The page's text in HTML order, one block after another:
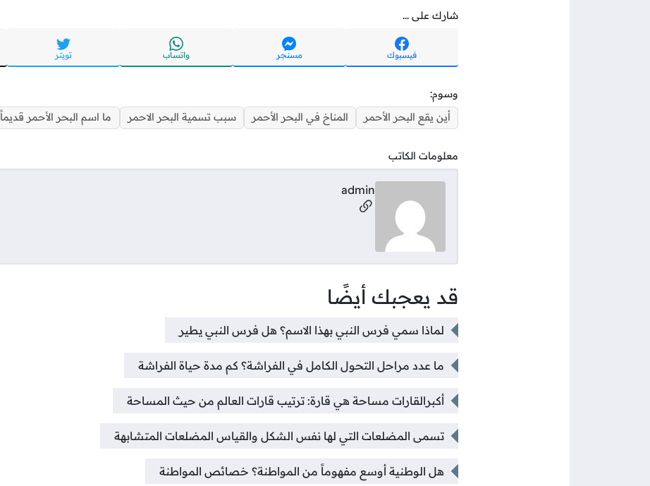
شارك على ...
فيسبوك مسنجر واتساب تويتر
وسوم:
أين يقع البحر الأحمر
المناخ في البحر الأحمر سبب تسمية البحر الاحمر ما اسم البحر الأحمر قديماً
معلومات الكاتب
admin
مواقع التواصل
قد يعجبك أيضًا
لماذا سمي فرس النبي بهذا الاسم؟ هل فرس النبي يطير
ما عدد مراحل التحول الكامل في الفراشة؟ كم مدة حياة الفراشة
أكبرالقارات مساحة هي قارة: ترتيب قارات العالم من حيث المساحة
تسمى المضلعات التي لها نفس الشكل والقياس المضلعات المتشابهة
هل الوطنية أوسع مفهوماً من المواطنة؟ خصائص المواطنة